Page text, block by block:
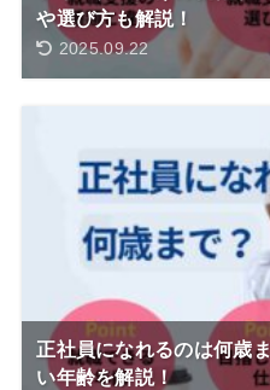
や選び方も解説！
2025.09.22
正社員になれるのは何歳
い年齢を解説！